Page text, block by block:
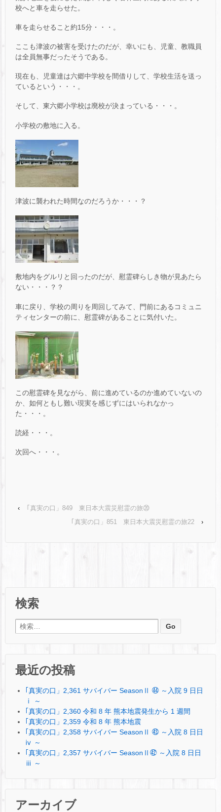
校へと車を走らせた。
車を走らせること約15分・・・。
ここも津波の被害を受けたのだが、幸いにも、児童、教職員
は全員無事だったそうである。
現在も、児童達は六郷中学校を間借りして、学校生活を送っ
ているという・・・。
そして、東六郷小学校は廃校が決まっている・・・。
小学校の敷地に入る。
津波に襲われた時間なのだろうか・・・？
敷地内をグルリと回ったのだが、慰霊碑らしき物が見あたら
ない・・・？？
車に戻り、学校の周りを周回してみて、門前にあるコミュニ
ティセンターの前に、慰霊碑があることに気付いた。
この慰霊碑を見ながら、前に進めているのか進めていないの
か、如何ともし難い現実を感じずにはいられなかっ
た・・・。
読経・・・。
次回へ・・・。
‹
｢真実の口」849 東日本大震災慰霊の旅⑳
｢真実の口」851 東日本大震災慰霊の旅22
›
検索
検索:
最近の投稿
｢真実の口」2,361 サバイバー SeasonⅡ ㊹ ～入院 9 日日
ⅰ ～
｢真実の口」2,360 令和 8 年 熊本地震発生から 1 週間
｢真実の口」2,359 令和 8 年 熊本地震
｢真実の口」2,358 サバイバー SeasonⅡ ㊸ ～入院 8 日日
ⅳ ～
｢真実の口」2,357 サバイバー SeasonⅡ㊷ ～入院 8 日日
ⅲ ～
アーカイブ